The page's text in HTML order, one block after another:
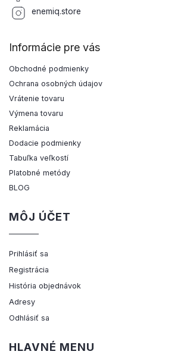
enemiq.store
Informácie pre vás
Obchodné podmienky
Ochrana osobných údajov
Vrátenie tovaru
Výmena tovaru
Reklamácia
Dodacie podmienky
Tabuľka veľkostí
Platobné metódy
BLOG
MÔJ ÚČET
Prihlásiť sa
Registrácia
História objednávok
Adresy
Odhlásiť sa
HLAVNÉ MENU